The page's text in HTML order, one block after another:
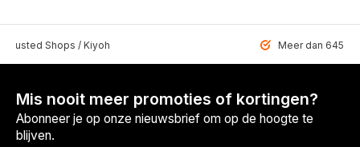
Shops / Kiyoh Meer dan 6459
Mis nooit meer promoties of kortingen?
Abonneer je op onze nieuwsbrief om op de hoogte te
blijven.